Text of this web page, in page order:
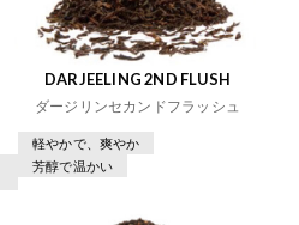
DARJEELING 2ND FLUSH
ダージリンセカンドフラッシュ
軽やかで、爽やか
芳醇で温かい